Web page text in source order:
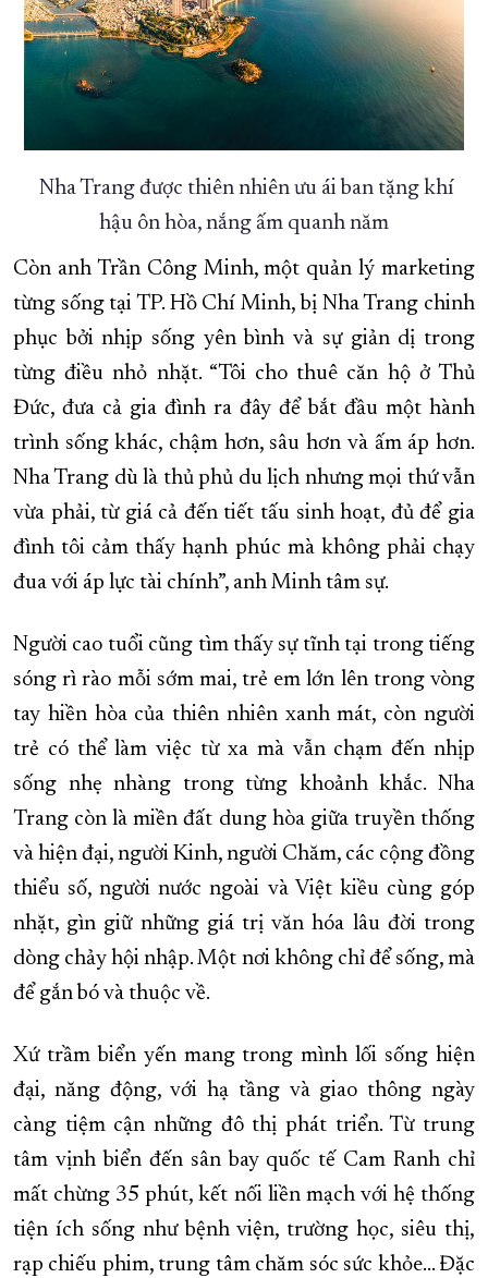
Nha Trang được thiên nhiên ưu ái ban tặng khí
hậu ôn hòa, nắng ấm quanh năm
Còn anh Trần Công Minh, một quản lý marketing
từng sống tại TP. Hồ Chí Minh, bị Nha Trang chinh
phục bởi nhịp sống yên bình và sự giản dị trong
từng điều nhỏ nhặt. “Tôi cho thuê căn hộ ở Thủ
Đức, đưa cả gia đình ra đây để bắt đầu một hành
trình sống khác, chậm hơn, sâu hơn và ấm áp hơn.
Nha Trang dù là thủ phủ du lịch nhưng mọi thứ vẫn
vừa phải, từ giá cả đến tiết tấu sinh hoạt, đủ để gia
đình tôi cảm thấy hạnh phúc mà không phải chạy
đua với áp lực tài chính”, anh Minh tâm sự.
Người cao tuổi cũng tìm thấy sự tĩnh tại trong tiếng
sóng rì rào mỗi sớm mai, trẻ em lớn lên trong vòng
tay hiền hòa của thiên nhiên xanh mát, còn người
trẻ có thể làm việc từ xa mà vẫn chạm đến nhịp
sống nhẹ nhàng trong từng khoảnh khắc. Nha
Trang còn là miền đất dung hòa giữa truyền thống
và hiện đại, người Kinh, người Chăm, các cộng đồng
thiểu số, người nước ngoài và Việt kiều cùng góp
nhặt, gìn giữ những giá trị văn hóa lâu đời trong
dòng chảy hội nhập. Một nơi không chỉ để sống, mà
để gắn bó và thuộc về.
Xứ trầm biển yến mang trong mình lối sống hiện
đại, năng động, với hạ tầng và giao thông ngày
càng tiệm cận những đô thị phát triển. Từ trung
tâm vịnh biển đến sân bay quốc tế Cam Ranh chỉ
mất chừng 35 phút, kết nối liền mạch với hệ thống
tiện ích sống như bệnh viện, trường học, siêu thị,
rạp chiếu phim, trung tâm chăm sóc sức khỏe... Đặc